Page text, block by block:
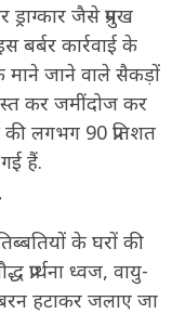
जैसे प्रमुख
बर्बर कार्रवाई के
माने जाने वाले सैकड़ों
कर जमींदोज कर
की लगभग 90 प्रतिशत
हैं.
के घरों की
ध्वज, वायु-
हटाकर जलाए जा